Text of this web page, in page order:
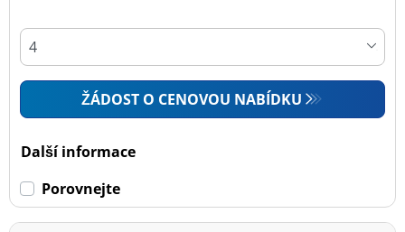
ŽÁDOST O CENOVOU NABÍDKU
Další informace
Porovnejte